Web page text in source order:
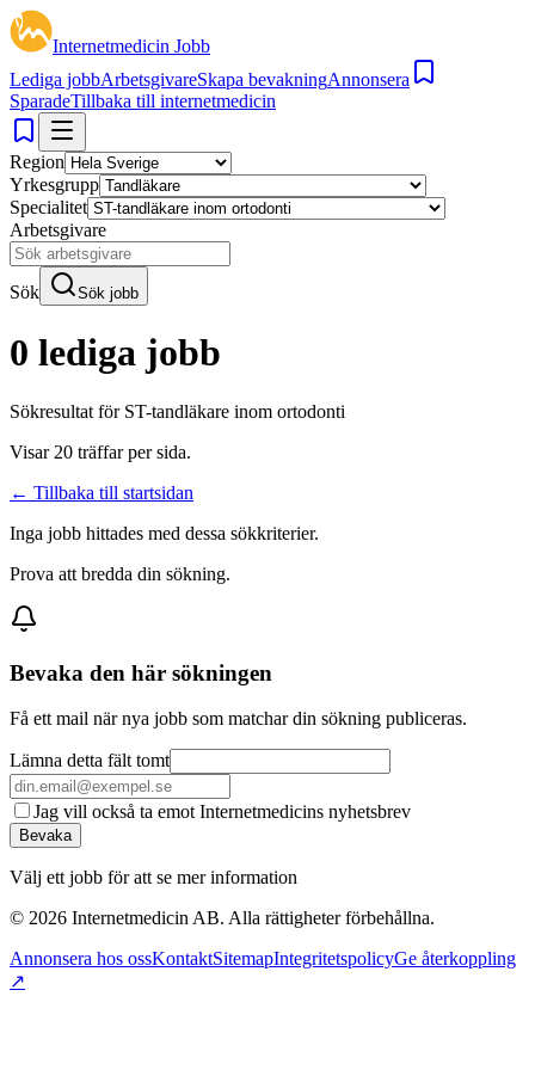
Internetmedicin Jobb
Lediga jobbArbetsgivareSkapa bevakningAnnonsera
SparadeTillbaka till internetmedicin
Region
Yrkesgrupp
Specialitet
Arbetsgivare
Sök Sök jobb
0 lediga jobb
Sökresultat för ST-tandläkare inom ortodonti
Visar 20 träffar per sida.
← Tillbaka till startsidan
Inga jobb hittades med dessa sökkriterier.
Prova att bredda din sökning.
Bevaka den här sökningen
Få ett mail när nya jobb som matchar din sökning publiceras.
Lämna detta fält tomt
Jag vill också ta emot Internetmedicins nyhetsbrev
Bevaka
Välj ett jobb för att se mer information
© 2026 Internetmedicin AB. Alla rättigheter förbehållna.
Annonsera hos ossKontaktSitemapIntegritetspolicyGe återkoppling
↗